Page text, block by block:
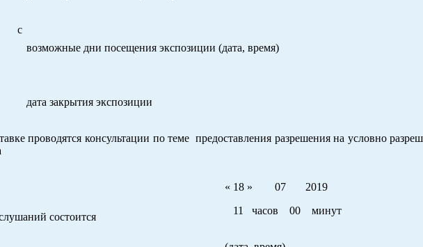
с
возможные дни посещения экспозиции (дата, время)
дата закрытия экспозиции
консультации по теме предоставления разрешения на условно
состоится
« 18 » 07 2019
11 часов 00 минут